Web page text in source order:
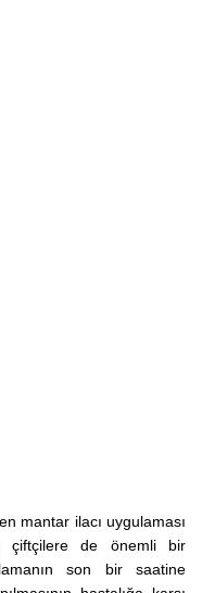
mantar ilacı uygulaması
çiftçilere de önemli bir
son bir saatine